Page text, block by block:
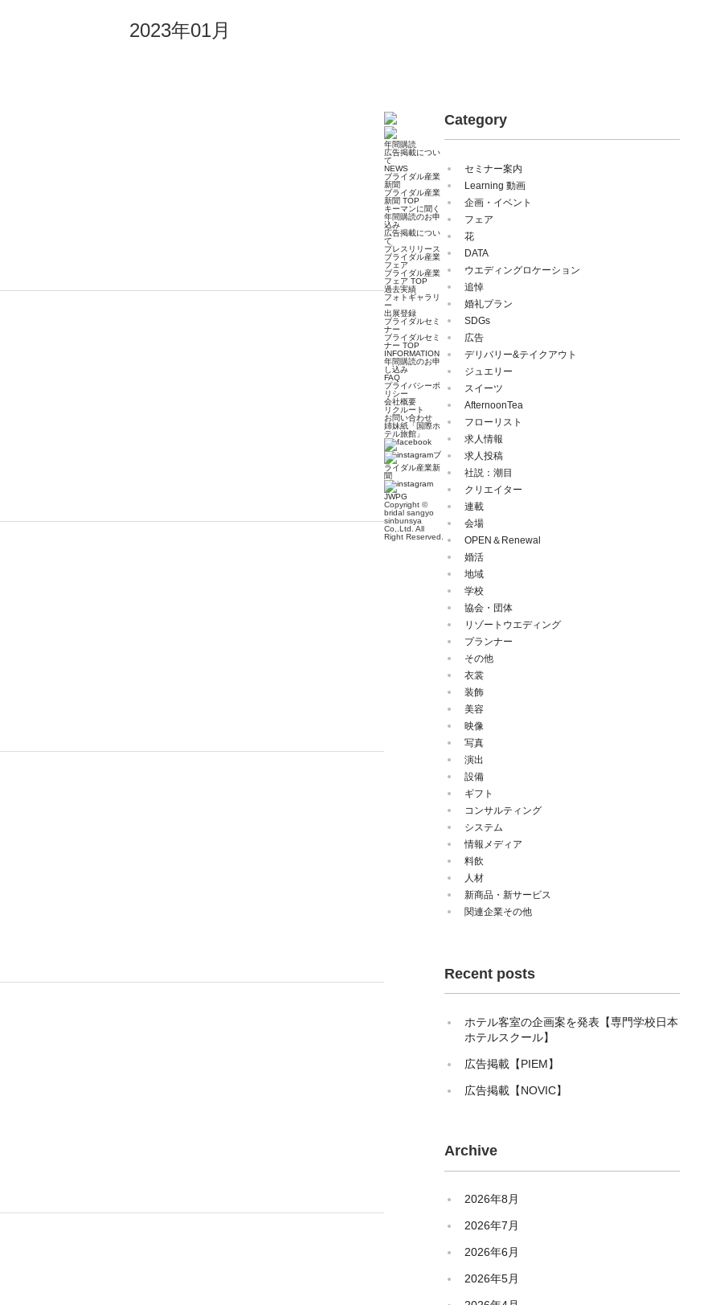
2023年01月
Category
セミナー案内
Learning 動画
企画・イベント
フェア
花
DATA
ウエディングロケーション
追悼
婚礼プラン
SDGs
広告
デリバリー&テイクアウト
ジュエリー
スイーツ
AfternoonTea
フローリスト
求人情報
求人投稿
社説：潮目
クリエイター
連載
会場
OPEN＆Renewal
婚活
地域
学校
協会・団体
リゾートウエディング
プランナー
その他
衣裳
装飾
美容
映像
写真
演出
設備
ギフト
コンサルティング
システム
情報メディア
料飲
人材
新商品・新サービス
関連企業その他
Recent posts
ホテル客室の企画案を発表【専門学校日本
ホテルスクール】
広告掲載【PIEM】
広告掲載【NOVIC】
Archive
2026年8月
2026年7月
2026年6月
2026年5月
年間購読
広告掲載につい
て
NEWS
ブライダル産業
新聞
ブライダル産業
新聞 TOP
キーマンに聞く
年間購読のお申
込み
広告掲載につい
て
プレスリリース
ブライダル産業
フェア
ブライダル産業
フェア TOP
過去実績
フォトギャラリ
ー
出展登録
ブライダルセミ
ナー
ブライダルセミ
ナー TOP
INFORMATION
年間購読のお申
し込み
FAQ
プライバシーポ
リシー
会社概要
リクルート
お問い合わせ
姉妹紙「国際ホ
テル旅館」
ブ
ライダル産業新
聞
JWPG
Copyright ©
bridal sangyo
sinbunsya
Co,.Ltd. All
Right Reserved.